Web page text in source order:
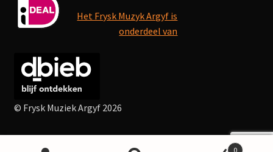
Het Frysk Muzyk Argyf is
onderdeel van
© Frysk Muziek Argyf 2026
0